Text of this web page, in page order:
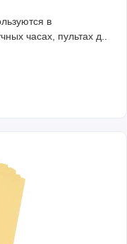
в
часах, пультах д..